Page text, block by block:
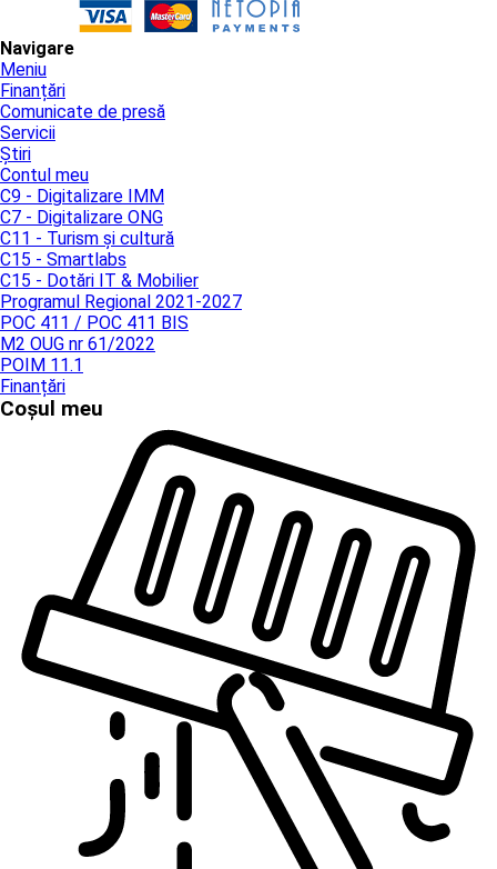
Navigare
Meniu
Finanțări
Comunicate de presă
Servicii
Știri
Contul meu
C9 - Digitalizare IMM
C7 - Digitalizare ONG
C11 - Turism și cultură
C15 - Smartlabs
C15 - Dotări IT & Mobilier
Programul Regional 2021-2027
POC 411 / POC 411 BIS
M2 OUG nr 61/2022
POIM 11.1
Finanțări
Coșul meu